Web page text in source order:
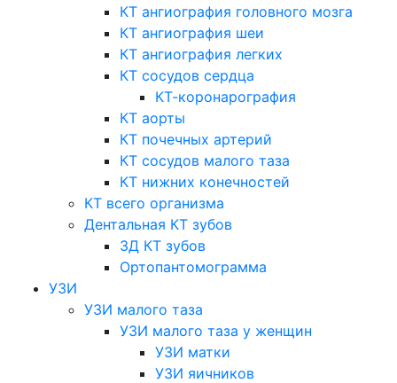
КТ ангиография головного мозга
КТ ангиография шеи
КТ ангиография легких
КТ сосудов сердца
КТ-коронарография
КТ аорты
КТ почечных артерий
КТ сосудов малого таза
КТ нижних конечностей
КТ всего организма
Дентальная КТ зубов
3Д КТ зубов
Ортопантомограмма
УЗИ
УЗИ малого таза
УЗИ малого таза у женщин
УЗИ матки
УЗИ яичников